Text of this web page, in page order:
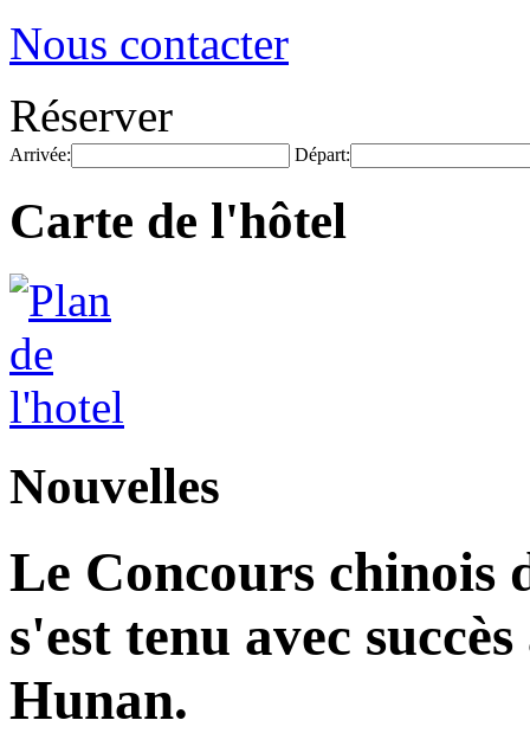
Nous contacter
Réserver
Arrivée: Départ:
Carte de l'hôtel
Nouvelles
Le Concours chinois
s'est tenu avec
Hunan.